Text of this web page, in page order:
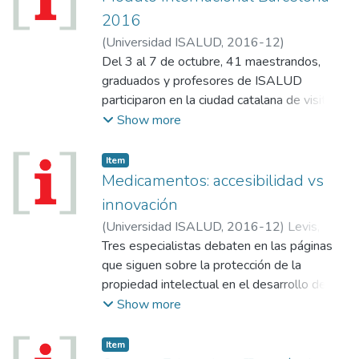
2016
(Universidad ISALUD, 2016-12)
Schweiger, Arturo
Del 3 al 7 de octubre, 41 maestrandos,
graduados y profesores de ISALUD
participaron en la ciudad catalana de visitas
a la Universidad Pompeu Fabra y a las
pública y que brindan prestaciones sanitarias
de alta complejidad de Cataluña.
Show more
Item
Medicamentos: accesibilidad vs
innovación
(Universidad ISALUD, 2016-12) Levis,
Mirta
Tres especialistas debaten en las páginas
que siguen sobre la protección de la
propiedad intelectual en el desarrollo de
medicamentes y los límites que debería
universal al cuidado de la salud. La discusión
Show more
Item